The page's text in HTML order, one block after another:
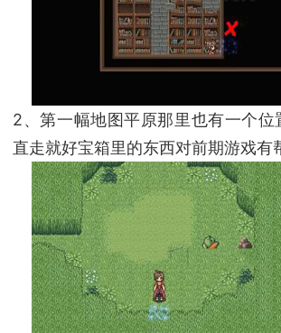
2、第一幅地图平原那里也有一个位
直走就好宝箱里的东西对前期游戏有